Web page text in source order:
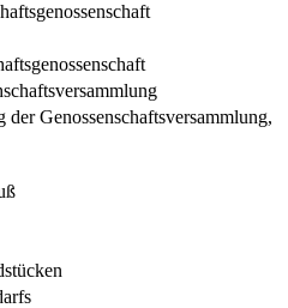
Genossenschaftsversammlung,